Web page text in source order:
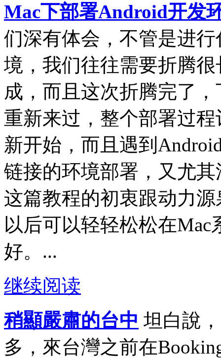
Mac下部署Android开发
们深有体会，不管是进
境，我们往往需要折腾
成，而且这次折腾完了
重新来过，整个部署过
新开始，而且遇到
链接的环境部署，又尤
这篇教程的初衷跟动力
以后可以轻轻松松在
好。...
继续阅读
稍顯嚴肅的台中 坦白說
多，來台灣之前在